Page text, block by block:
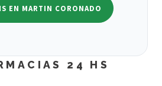
EN MARTIN CORONADO
24 HS